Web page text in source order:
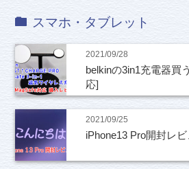
スマホ・タブレット
2021/09/28
belkinの3in1充電器買
応]
2021/09/25
iPhone13 Pro開封レビ